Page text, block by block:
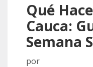
Qué
Cauca:
Semana
por